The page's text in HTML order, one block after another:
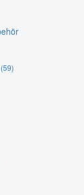
(59)